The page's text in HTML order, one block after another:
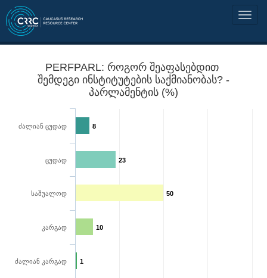
PERFPARL: როგორ შეაფასებდით
შემდეგი ინსტიტუტების საქმიანობას? -
პარლამენტის (%)
8
23
50
10
1
ძალიან ცუდად
ცუდად
საშუალოდ
კარგად
ძალიან კარგად